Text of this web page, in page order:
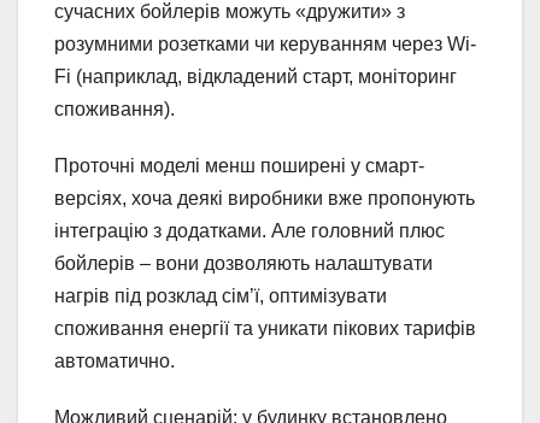
сучасних бойлерів можуть «дружити» з
розумними розетками чи керуванням через Wi-
Fi (наприклад, відкладений старт, моніторинг
споживання).
Проточні моделі менш поширені у смарт-
версіях, хоча деякі виробники вже пропонують
інтеграцію з додатками. Але головний плюс
бойлерів – вони дозволяють налаштувати
нагрів під розклад сім’ї, оптимізувати
споживання енергії та уникати пікових тарифів
автоматично.
Можливий сценарій: у будинку встановлено